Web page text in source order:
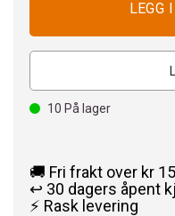
10 På lager
🚚 Fri frakt over kr
↩️ 30 dagers åpent
⚡ Rask levering